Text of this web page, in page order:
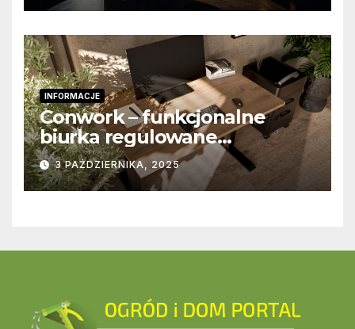
INFORMACJE
Conwork – funkcjonalne
biurka regulowane
stworzone z myślą o
nowoczesnych
przestrzeniach pracy
3 PAŹDZIERNIKA, 2025